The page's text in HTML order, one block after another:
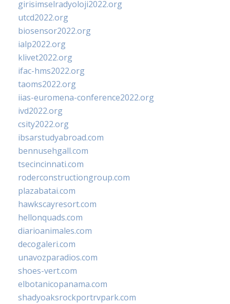
girisimselradyoloji2022.org
utcd2022.org
biosensor2022.org
ialp2022.org
klivet2022.org
ifac-hms2022.org
taoms2022.org
iias-euromena-conference2022.org
ivd2022.org
csity2022.org
ibsarstudyabroad.com
bennusehgall.com
tsecincinnati.com
roderconstructiongroup.com
plazabatai.com
hawkscayresort.com
hellonquads.com
diarioanimales.com
decogaleri.com
unavozparadios.com
shoes-vert.com
elbotanicopanama.com
shadyoaksrockportrvpark.com